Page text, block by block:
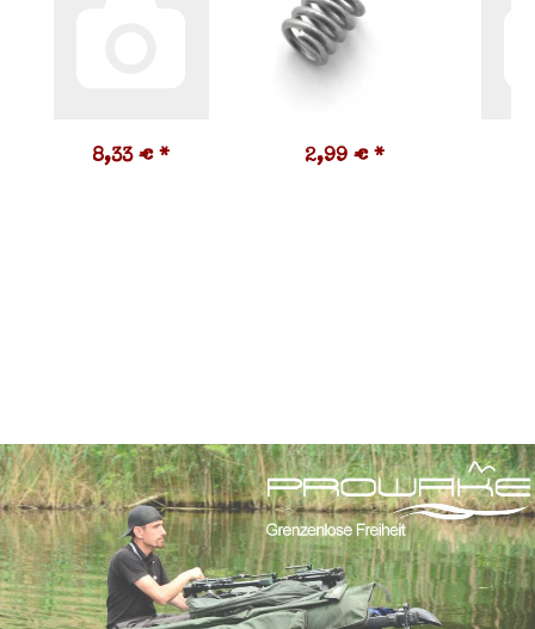
8,33 € * 2,99 € *